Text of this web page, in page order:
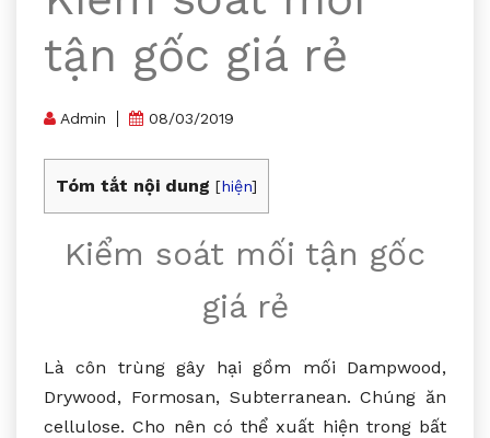
tận gốc giá rẻ
Admin 08/03/2019
Tóm tắt nội dung [hiện]
Kiểm soát mối tận gốc
giá rẻ
Là côn trùng gây hại gồm mối Dampwood,
Drywood, Formosan, Subterranean. Chúng ăn
cellulose. Cho nên có thể xuất hiện trong bất